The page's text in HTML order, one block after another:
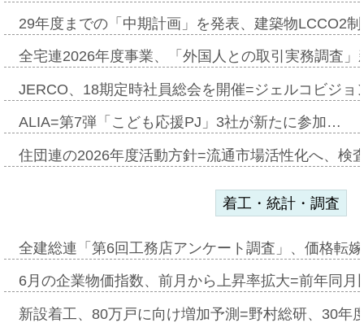
29年度までの「中期計画」を発表、建築物LCCO2
全宅連2026年度事業、「外国人との取引実務調査
JERCO、18期定時社員総会を開催=ジェルコビジ
ALIA=第7弾「こども応援PJ」3社が新たに参加…
住団連の2026年度活動方針=流通市場活性化へ、検
着工・統計・調査
全建総連「第6回工務店アンケート調査」、価格転
6月の企業物価指数、前月から上昇率拡大=前年同
新設着工、80万戸に向け増加予測=野村総研、30年